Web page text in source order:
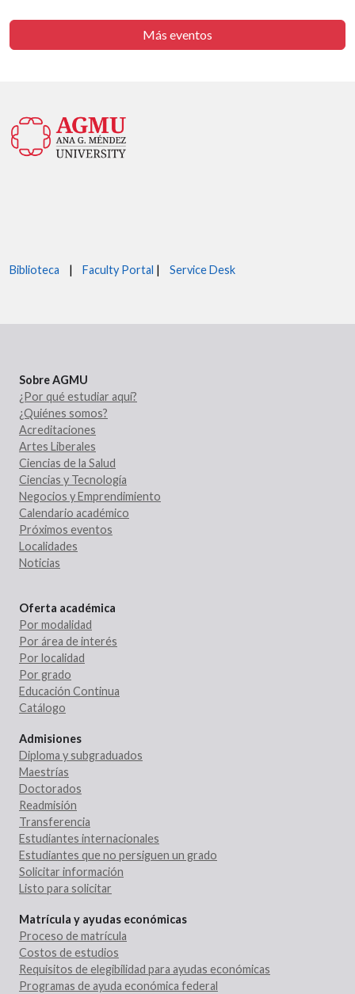
Más eventos
Biblioteca | Faculty Portal | Service Desk
Sobre AGMU
¿Por qué estudiar aquí?
¿Quiénes somos?
Acreditaciones
Artes Liberales
Ciencias de la Salud
Ciencias y Tecnología
Negocios y Emprendimiento
Calendario académico
Próximos eventos
Localidades
Noticias
Oferta académica
Por modalidad
Por área de interés
Por localidad
Por grado
Educación Continua
Catálogo
Admisiones
Diploma y subgraduados
Maestrías
Doctorados
Readmisión
Transferencia
Estudiantes internacionales
Estudiantes que no persiguen un grado
Solicitar información
Listo para solicitar
Matrícula y ayudas económicas
Proceso de matrícula
Costos de estudios
Requisitos de elegibilidad para ayudas económicas
Programas de ayuda económica federal